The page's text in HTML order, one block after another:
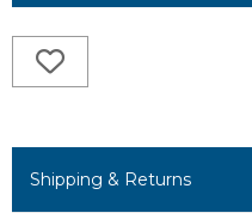
Shipping & Returns